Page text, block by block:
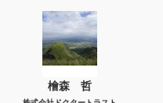
檜森 哲